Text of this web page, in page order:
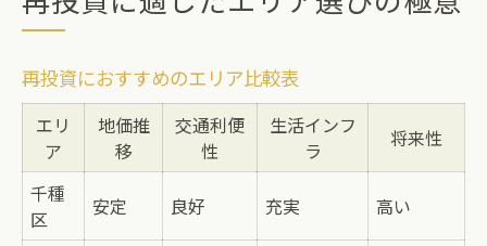
再投資におすすめのエリア比較表
エリ
ア
地価推
移
交通利便
性
生活インフ
ラ
将来性
千種
区
安定 良好 充実 高い